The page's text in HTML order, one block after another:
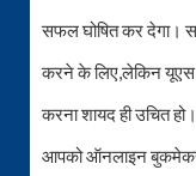
सफल घोषित कर देगा।
करने के लिए,लेकिन यूएस
करना शायद ही उचित
आपको ऑनलाइन